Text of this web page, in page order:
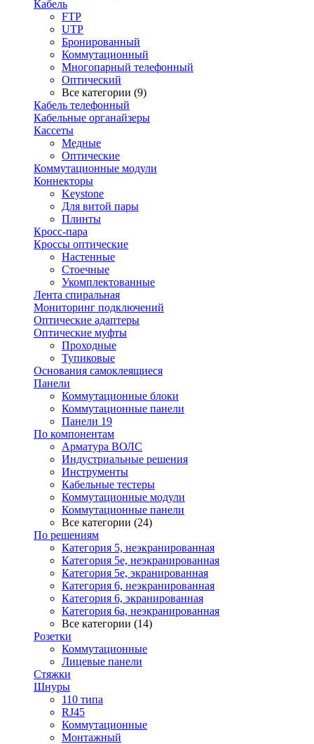
Кабель
FTP
UTP
Бронированный
Коммутационный
Многопарный телефонный
Оптический
Все категории (9)
Кабель телефонный
Кабельные органайзеры
Кассеты
Медные
Оптические
Коммутационные модули
Коннекторы
Keystone
Для витой пары
Плинты
Кросс-пара
Кроссы оптические
Настенные
Стоечные
Укомплектованные
Лента спиральная
Мониторинг подключений
Оптические адаптеры
Оптические муфты
Проходные
Тупиковые
Основания самоклеящиеся
Панели
Коммутационные блоки
Коммутационные панели
Панели 19
По компонентам
Арматура ВОЛС
Индустриальные решения
Инструменты
Кабельные тестеры
Коммутационные модули
Коммутационные панели
Все категории (24)
По решениям
Категория 5, неэкранированная
Категория 5е, неэкранированная
Категория 5е, экранированная
Категория 6, неэкранированная
Категория 6, экранированная
Категория 6а, неэкранированная
Все категории (14)
Розетки
Коммутационные
Лицевые панели
Стяжки
Шнуры
110 типа
RJ45
Коммутационные
Монтажный